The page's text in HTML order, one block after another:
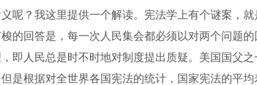
呢？我这里提供一个解读。宪法学上有个谜案，
的回答是，每一次人民集会都必须以对两个问题
即人民总是时不时地对制度提出质疑。美国国父
是根据对全世界各国宪法的统计，国家宪法的平